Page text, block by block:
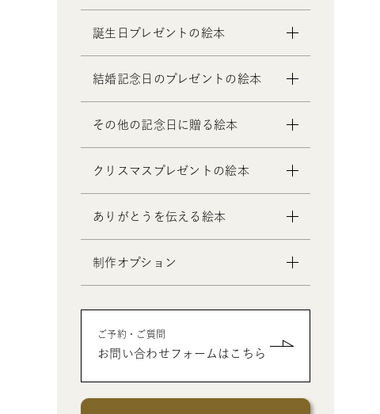
- 成人祝いの絵本
- 初節句のお祝いの絵本
- 入園・入学／卒園・卒業祝いの絵
本
- 還暦祝いの絵本
誕生日プレゼントの絵本
- 2歳～6歳の幼児への誕生日プレゼ
- 小学生の子供への誕生日プレゼン
トの絵本
- 中学生、高校生、大学生への誕生
日プレゼントの絵本
- 20歳の誕生日プレゼントの絵本
- 女性、妻、彼女、女友達への誕生
日プレゼントの絵本
結婚記念日のプレゼントの絵本
- 夫への結婚記念日の絵本
- 友人、知人への結婚記念日の絵本
その他の記念日に贈る絵本
- 生まれて一万日記念日の絵本
の絵本
- 母の日 / 父の日のプレゼントの絵
本
- 敬老の日のプレゼントの絵本
クリスマスプレゼントの絵本
ントの絵本
リスマスプレゼントの絵本
- 中学生、高校生、大学生へのクリ
スマスプレゼントの絵本
- 男性、彼氏、夫、男友達へのクリ
スマスプレゼントの絵本
スマスプレゼントの絵本
ありがとうを伝える絵本
制作オプション
ョン
ご予約・ご質問
お問い合わせフォームはこちら